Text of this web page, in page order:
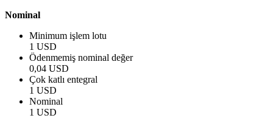
Nominal
Minimum işlem lotu
1 USD
Ödenmemiş nominal değer
0,04 USD
Çok katlı entegral
1 USD
Nominal
1 USD